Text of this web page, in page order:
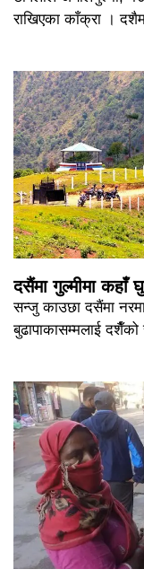
राखिएका काँक्रा ।
दसैंमा गुल्मीमा कहाँ
सन्जु काउछा दसैंमा
बुढापाकासम्मलाई